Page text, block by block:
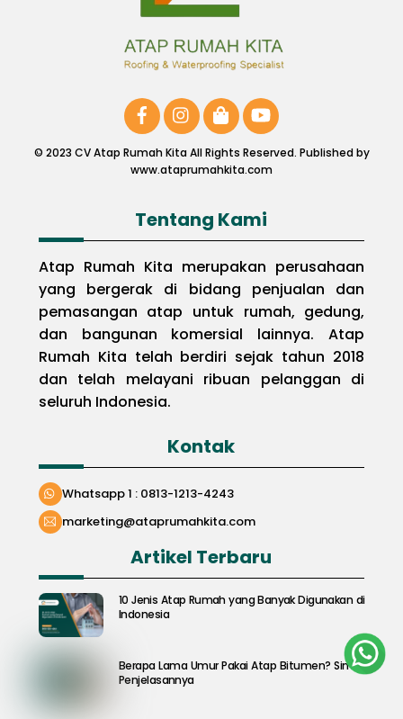
© 2023 CV Atap Rumah Kita All Rights Reserved. Published by
www.ataprumahkita.com
Tentang Kami
Atap Rumah Kita merupakan perusahaan
yang bergerak di bidang penjualan dan
pemasangan atap untuk rumah, gedung,
dan bangunan komersial lainnya. Atap
Rumah Kita telah berdiri sejak tahun 2018
dan telah melayani ribuan pelanggan di
seluruh Indonesia.
Kontak
Whatsapp 1 : 0813-1213-4243
marketing@ataprumahkita.com
Artikel Terbaru
10 Jenis Atap Rumah yang Banyak Digunakan di
Indonesia
Berapa Lama Umur Pakai Atap Bitumen? Simak
Penjelasannya